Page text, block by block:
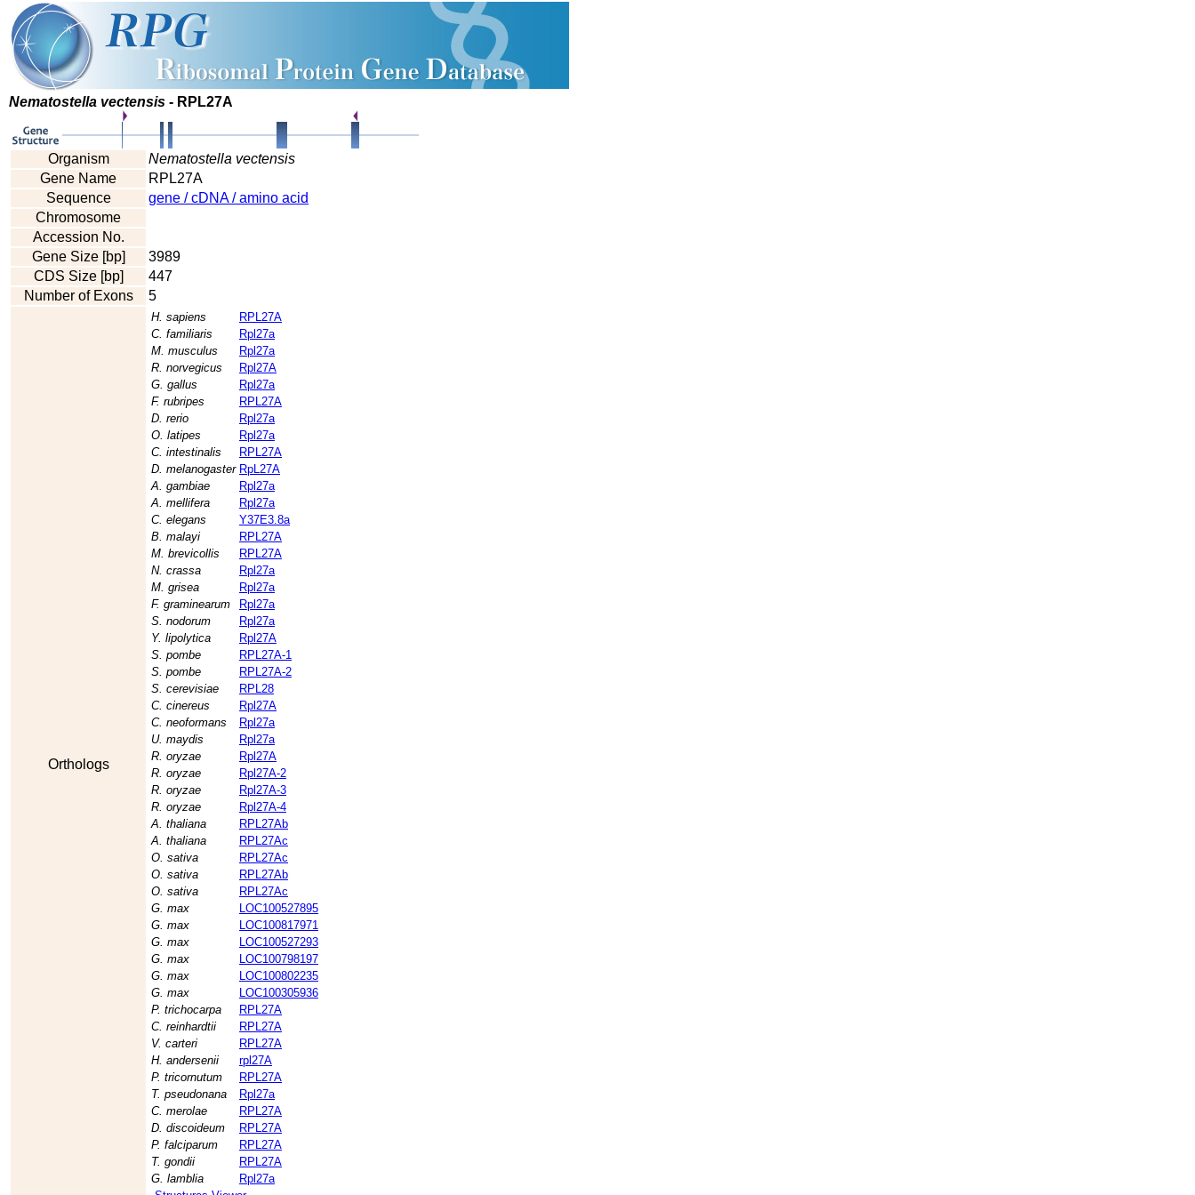
Nematostella vectensis - RPL27A
Organism
Nematostella vectensis
Gene Name
RPL27A
Sequence
gene / cDNA / amino acid
Chromosome
Accession No.
Gene Size [bp]
3989
CDS Size [bp]
447
Number of Exons
5
Orthologs
H. sapiens
RPL27A
C. familiaris
Rpl27a
M. musculus
Rpl27a
R. norvegicus
Rpl27A
G. gallus
Rpl27a
F. rubripes
RPL27A
D. rerio
Rpl27a
O. latipes
Rpl27a
C. intestinalis
RPL27A
D. melanogaster RpL27A
A. gambiae
Rpl27a
A. mellifera
Rpl27a
C. elegans
Y37E3.8a
B. malayi
RPL27A
M. brevicollis
RPL27A
N. crassa
Rpl27a
M. grisea
Rpl27a
F. graminearum
Rpl27a
S. nodorum
Rpl27a
Y. lipolytica
Rpl27A
S. pombe
RPL27A-1
S. pombe
RPL27A-2
S. cerevisiae
RPL28
C. cinereus
Rpl27A
C. neoformans
Rpl27a
U. maydis
Rpl27a
R. oryzae
Rpl27A
R. oryzae
Rpl27A-2
R. oryzae
Rpl27A-3
R. oryzae
Rpl27A-4
A. thaliana
RPL27Ab
A. thaliana
RPL27Ac
O. sativa
RPL27Ac
O. sativa
RPL27Ab
O. sativa
RPL27Ac
G. max
LOC100527895
G. max
LOC100817971
G. max
LOC100527293
G. max
LOC100798197
G. max
LOC100802235
G. max
LOC100305936
P. trichocarpa
RPL27A
C. reinhardtii
RPL27A
V. carteri
RPL27A
H. andersenii
rpl27A
P. tricornutum
RPL27A
T. pseudonana
Rpl27a
C. merolae
RPL27A
D. discoideum
RPL27A
P. falciparum
RPL27A
T. gondii
RPL27A
G. lamblia
Rpl27a